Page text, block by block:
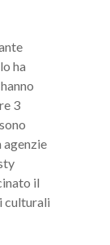
ha
3
il
culturali